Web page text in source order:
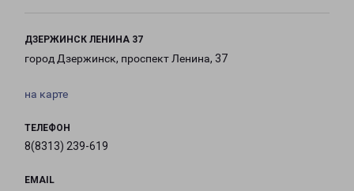
ДЗЕРЖИНСК ЛЕНИНА 37
город Дзержинск, проспект Ленина, 37
на карте
ТЕЛЕФОН
8(8313) 239-619
EMAIL